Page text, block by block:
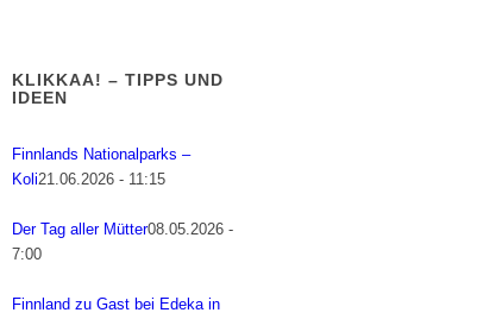
KLIKKAA! – TIPPS UND
IDEEN
Finnlands Nationalparks –
Koli21.06.2026 - 11:15
Der Tag aller Mütter08.05.2026 -
7:00
Finnland zu Gast bei Edeka in